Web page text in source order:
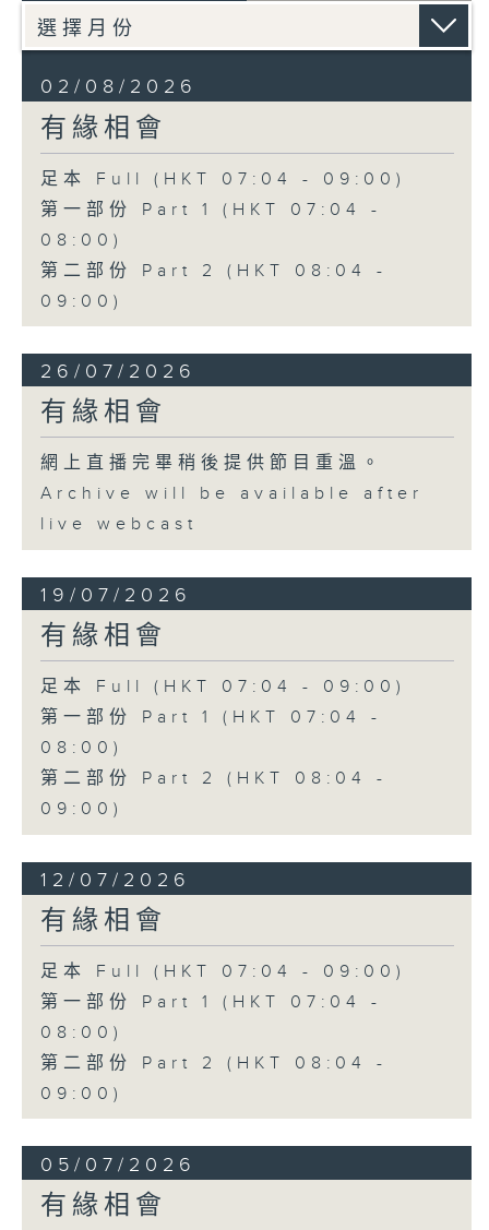
02/08/2026
有緣相會
足本 Full (HKT 07:04 - 09:00)
第一部份 Part 1 (HKT 07:04 -
08:00)
第二部份 Part 2 (HKT 08:04 -
09:00)
26/07/2026
有緣相會
網上直播完畢稍後提供節目重溫。
Archive will be available after
live webcast
19/07/2026
有緣相會
足本 Full (HKT 07:04 - 09:00)
第一部份 Part 1 (HKT 07:04 -
08:00)
第二部份 Part 2 (HKT 08:04 -
09:00)
12/07/2026
有緣相會
足本 Full (HKT 07:04 - 09:00)
第一部份 Part 1 (HKT 07:04 -
08:00)
第二部份 Part 2 (HKT 08:04 -
09:00)
05/07/2026
有緣相會